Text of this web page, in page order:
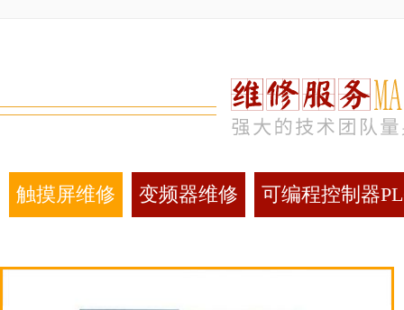
触摸屏维修 变频器维修 可编程控制器